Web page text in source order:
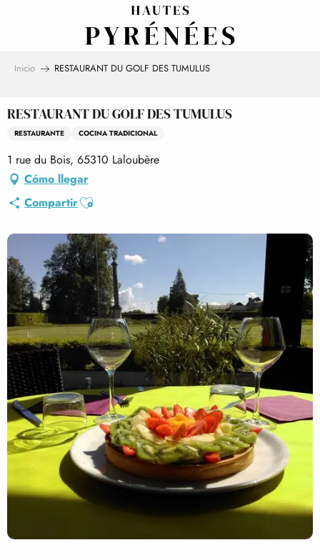
Inicio RESTAURANT DU GOLF DES TUMULUS
RESTAURANT DU GOLF DES TUMULUS
RESTAURANTE COCINA TRADICIONAL
1 rue du Bois, 65310 Laloubère
Cómo llegar
CompartirAjouter aux favoris